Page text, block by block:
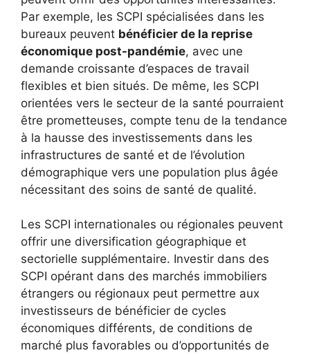
Par exemple, les SCPI spécialisées dans les
bureaux peuvent bénéficier de la reprise
économique post-pandémie, avec une
demande croissante d’espaces de travail
flexibles et bien situés. De même, les SCPI
orientées vers le secteur de la santé pourraient
être prometteuses, compte tenu de la tendance
à la hausse des investissements dans les
infrastructures de santé et de l’évolution
démographique vers une population plus âgée
nécessitant des soins de santé de qualité.
Les SCPI internationales ou régionales peuvent
offrir une diversification géographique et
sectorielle supplémentaire. Investir dans des
SCPI opérant dans des marchés immobiliers
étrangers ou régionaux peut permettre aux
investisseurs de bénéficier de cycles
économiques différents, de conditions de
marché plus favorables ou d’opportunités de